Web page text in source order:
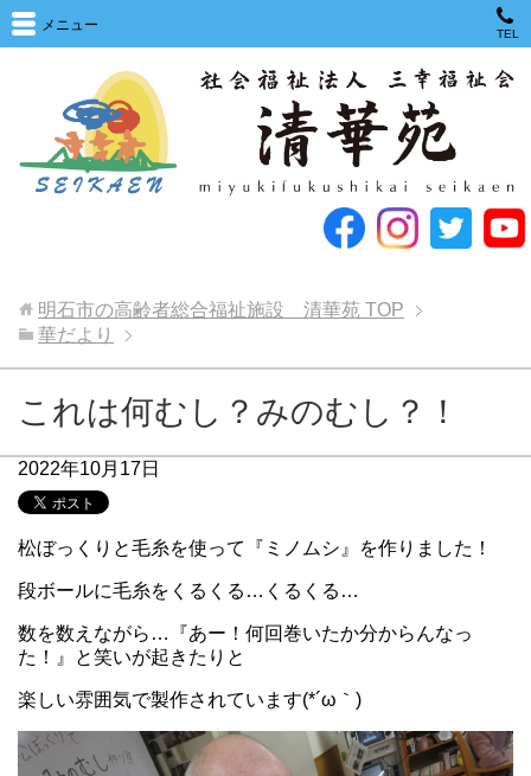
メニュー
TEL
明石市の高齢者総合福祉施設 清華苑 TOP
華だより
これは何むし？みのむし？！
2022年10月17日
松ぼっくりと毛糸を使って『ミノムシ』を作りました！
段ボールに毛糸をくるくる…くるくる…
数を数えながら…『あー！何回巻いたか分からんなっ
た！』と笑いが起きたりと
楽しい雰囲気で製作されています(*´ω｀)